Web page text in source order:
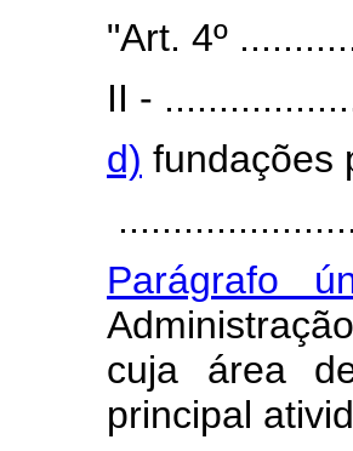
"Art. 4º
II -
d) fundações
Parágrafo
cuja área
principal